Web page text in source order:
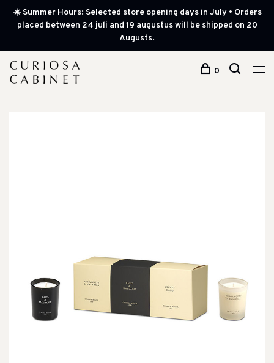
☀️ Summer Hours: Selected store opening days in July • Orders
placed between 24 juli and 19 augustus will be shipped on 20
Augusts.
0